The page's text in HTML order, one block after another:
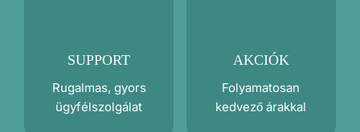
SUPPORT
Rugalmas, gyors
ügyfélszolgálat
AKCIÓK
Folyamatosan
kedvező árakkal